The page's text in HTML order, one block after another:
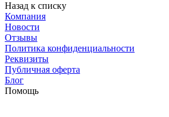
Назад к списку
Компания
Новости
Отзывы
Политика конфиденциальности
Реквизиты
Публичная оферта
Блог
Помощь